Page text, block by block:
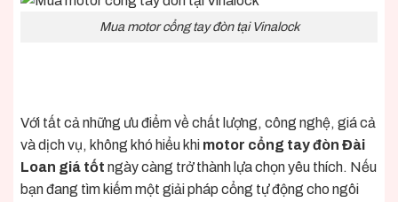
Mua motor cổng tay đòn tại Vinalock
Với tất cả những ưu điểm về chất lượng, công nghệ, giá cả
và dịch vụ, không khó hiểu khi motor cổng tay đòn Đài
Loan giá tốt ngày càng trở thành lựa chọn yêu thích. Nếu
bạn đang tìm kiếm một giải pháp cổng tự động cho ngôi